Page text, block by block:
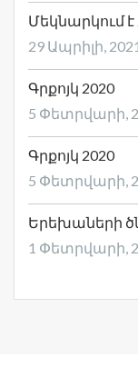
Մեկնարկում
29 Ապրիլի, 2021
Գրքոյկ 2020
5 Փետրվարի,
Գրքոյկ 2020
5 Փետրվարի,
Երեխաների
1 Փետրվարի,